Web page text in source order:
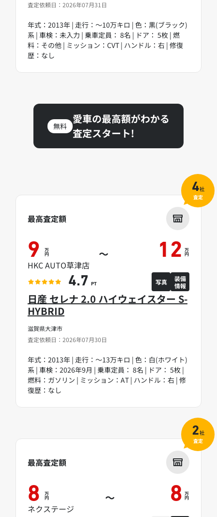
査定依頼日：2026年07月31日
年式：2013年 | 走行：～10万キロ | 色：黒(ブラック)
系 | 車検：未入力 | 乗車定員： 8名 | ドア： 5枚 | 燃
料：その他 | ミッション：CVT | ハンドル：右 | 修復
歴：なし
無料
愛車の最高額がわかる
査定スタート!
滋賀県大津市
査定依頼日：2026年07月30日
日産 セレナ 2.0 ハイウェイスター S-
HYBRID
年式：2013年 | 走行：～13万キロ | 色：白(ホワイト)
系 | 車検：2026年9月 | 乗車定員： 8名 | ドア： 5枚 |
燃料：ガソリン | ミッション：AT | ハンドル：右 | 修
復歴：なし
最高査定額
9 万
円 ～ 12 万
円
HKC AUTO草津店
4.7 PT 写真
装備
情報
4社
査定
最高査定額
8 万
円 ～ 8 万
円
ネクステージ
2社
査定